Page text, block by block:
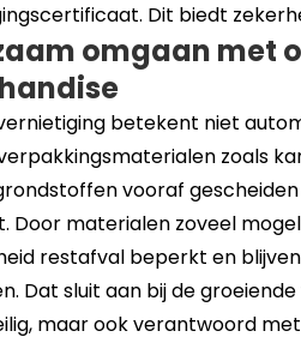
Dit biedt
omgaan met
betekent niet
zoals
vooraf
Door materialen zoveel
restafval beperkt en
Dat sluit aan bij de
maar ook verantwoord